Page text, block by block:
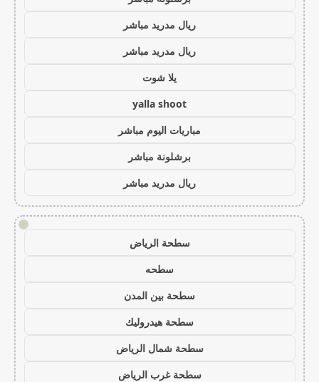
ريال مدريد مباشر
ريال مدريد مباشر
يلا شوت
yalla shoot
مباريات اليوم مباشر
برشلونة مباشر
ريال مدريد مباشر
!
سطحة الرياض
سطحه
سطحة بين المدن
سطحة هيدروليك
سطحة شمال الرياض
سطحة غرب الرياض